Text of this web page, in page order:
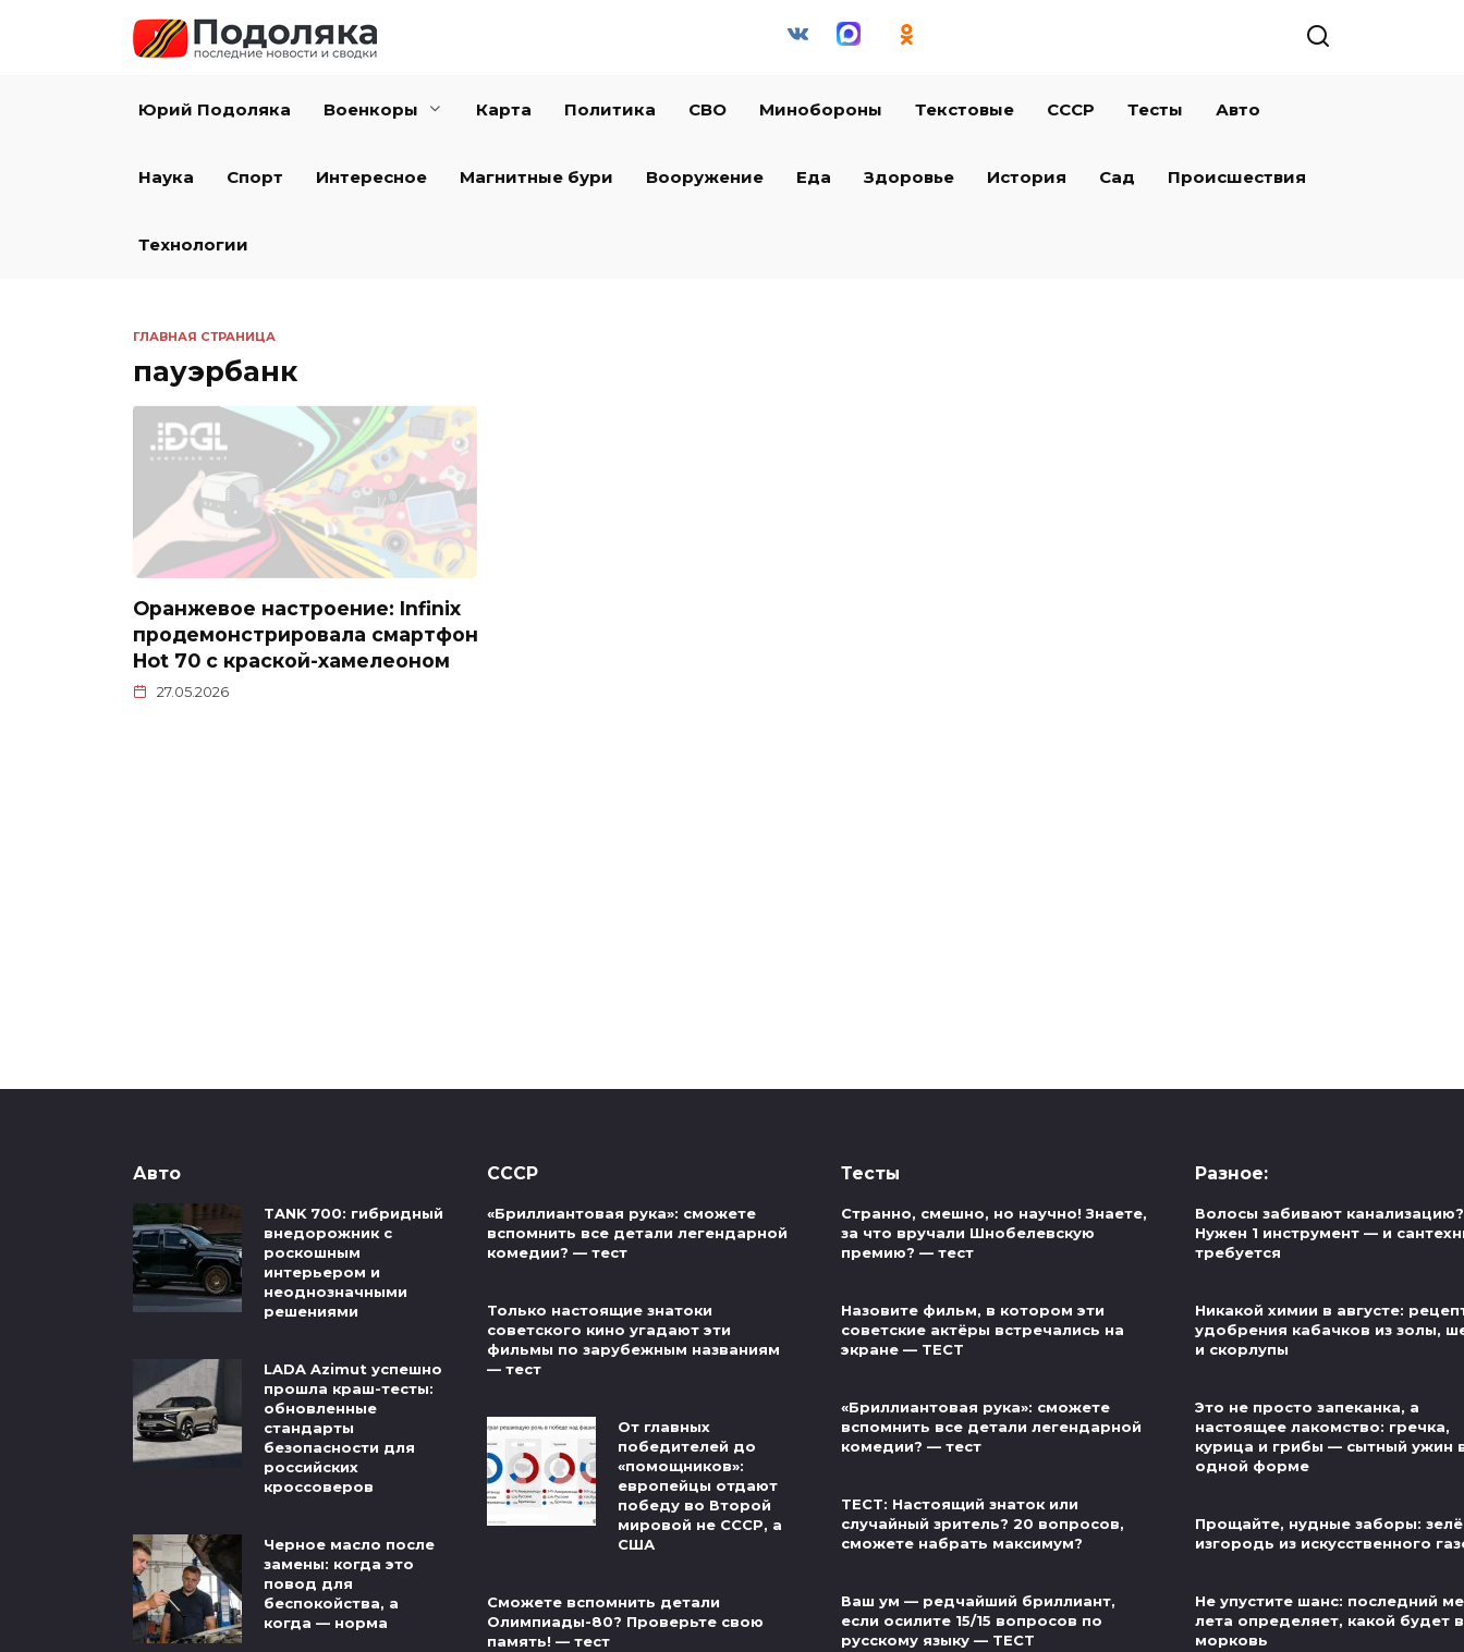
Юрий Подоляка Военкоры Карта Политика СВО Минобороны Текстовые СССР Тесты Авто
Наука Спорт Интересное Магнитные бури Вооружение Еда Здоровье История Сад Происшествия
Технологии
ГЛАВНАЯ СТРАНИЦА
пауэрбанк
Оранжевое настроение: Infinix
продемонстрировала смартфон
Hot 70 с краской-хамелеоном
27.05.2026
Авто
TANK 700: гибридный
внедорожник с
роскошным
интерьером и
неоднозначными
решениями
LADA Azimut успешно
прошла краш-тесты:
обновленные
стандарты
безопасности для
российских
кроссоверов
Черное масло после
замены: когда это
повод для
беспокойства, а
когда — норма
СССР
«Бриллиантовая рука»: сможете
вспомнить все детали легендарной
комедии? — тест
Только настоящие знатоки
советского кино угадают эти
фильмы по зарубежным названиям
— тест
От главных
победителей до
«помощников»:
европейцы отдают
победу во Второй
мировой не СССР, а
США
Сможете вспомнить детали
Олимпиады-80? Проверьте свою
память! — тест
Тесты
Странно, смешно, но научно! Знаете,
за что вручали Шнобелевскую
премию? — тест
Назовите фильм, в котором эти
советские актёры встречались на
экране — ТЕСТ
«Бриллиантовая рука»: сможете
вспомнить все детали легендарной
комедии? — тест
ТЕСТ: Настоящий знаток или
случайный зритель? 20 вопросов,
сможете набрать максимум?
Ваш ум — редчайший бриллиант,
если осилите 15/15 вопросов по
русскому языку — ТЕСТ
Разное:
Волосы забивают канализацию?
Нужен 1 инструмент — и
требуется
Никакой химии в августе:
удобрения кабачков из золы,
и скорлупы
Это не просто запеканка, а
настоящее лакомство: гречка,
курица и грибы — сытный ужин
одной форме
Прощайте, нудные заборы:
изгородь из искусственного
Не упустите шанс: последний
лета определяет, какой будет
морковь